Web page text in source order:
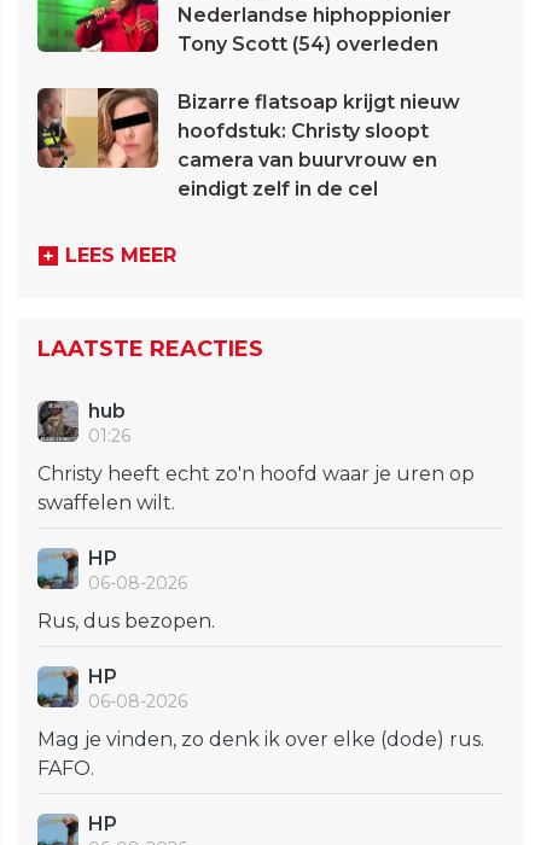
Nederlandse hiphoppionier
Tony Scott (54) overleden
Bizarre flatsoap krijgt nieuw
hoofdstuk: Christy sloopt
camera van buurvrouw en
eindigt zelf in de cel
LEES MEER
LAATSTE REACTIES
hub
01:26
Christy heeft echt zo'n hoofd waar je uren op
swaffelen wilt.
HP
06-08-2026
Rus, dus bezopen.
HP
06-08-2026
Mag je vinden, zo denk ik over elke (dode) rus.
FAFO.
HP